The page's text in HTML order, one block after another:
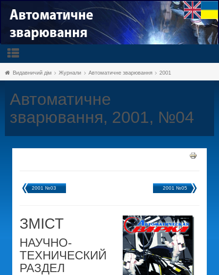
Видавничий дім Журнали Автоматичне зварювання 2001
Автоматичне
зварювання, 2001, №04
2001 №03 2001 №05
ЗМІСТ
НАУЧНО-
ТЕХНИЧЕСКИЙ
РАЗДЕЛ